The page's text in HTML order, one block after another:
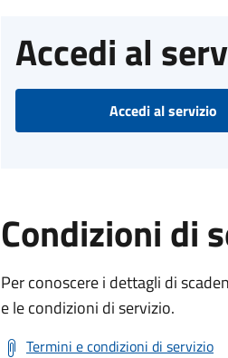
Accedi al
Accedi al servizio
Condizioni di
Per conoscere i dettagli di
e le condizioni di servizio.
Termini e condizioni di servizio